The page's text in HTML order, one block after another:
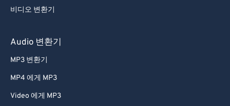
비디오 변환기
Audio 변환기
MP3 변환기
MP4 에게 MP3
Video 에게 MP3